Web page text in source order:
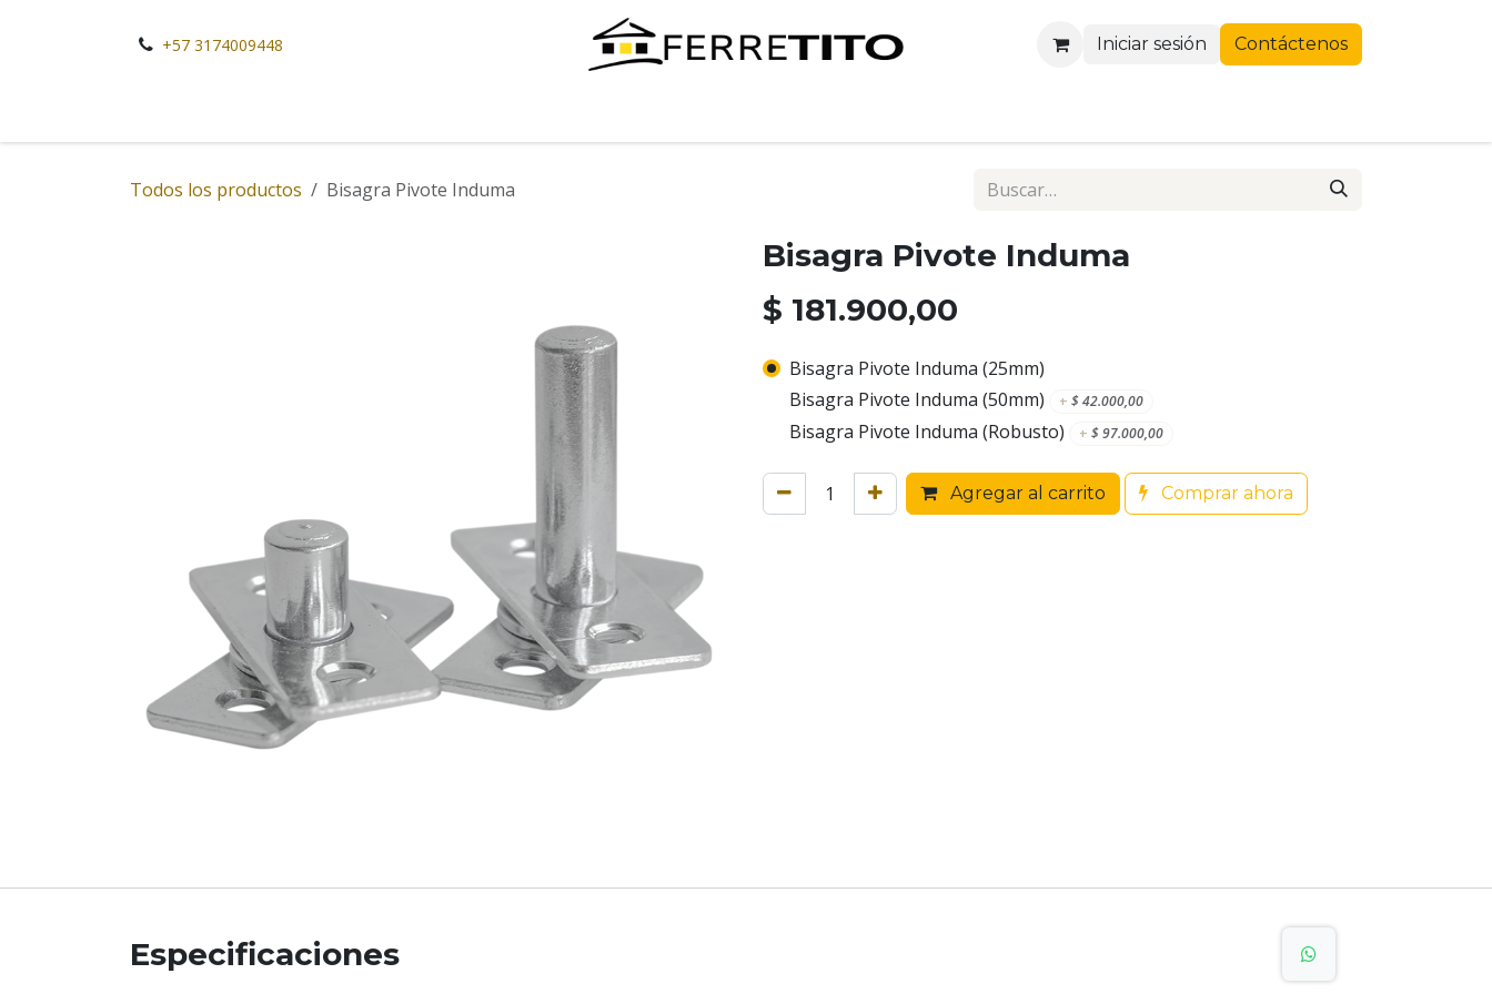
+57 3174009448
Iniciar sesión Contáctenos
Todos los productos Bisagra Pivote Induma
Bisagra Pivote Induma
$ 181.900,00
Bisagra Pivote Induma (25mm)
Bisagra Pivote Induma (50mm)
+ $42.000,00
Bisagra Pivote Induma (Robusto) + $97.000,00
Agregar al carrito Comprar ahora
Especificaciones